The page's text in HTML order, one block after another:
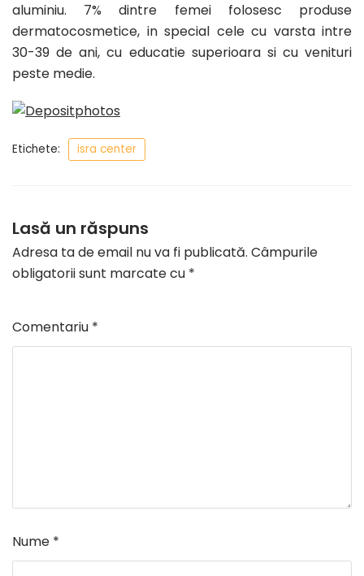
aluminiu. 7% dintre femei folosesc produse
dermatocosmetice, in special cele cu varsta intre
30-39 de ani, cu educatie superioara si cu venituri
peste medie.
Etichete: isra center
Lasă un răspuns
Adresa ta de email nu va fi publicată. Câmpurile
obligatorii sunt marcate cu *
Comentariu *
Nume *